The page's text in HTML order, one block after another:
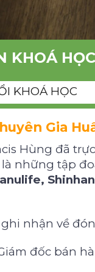
KHOÁ HỌC
KHOÁ HỌC
Gia
Hùng đã
những tập
nhận về
đốc bán